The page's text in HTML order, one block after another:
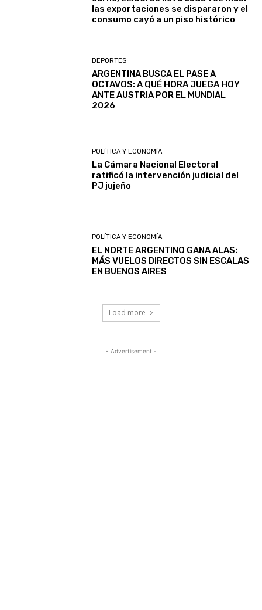
las exportaciones se dispararon y el
consumo cayó a un piso histórico
DEPORTES
ARGENTINA BUSCA EL PASE A
OCTAVOS: A QUÉ HORA JUEGA HOY
ANTE AUSTRIA POR EL MUNDIAL
2026
POLÍTICA Y ECONOMÍA
La Cámara Nacional Electoral
ratificó la intervención judicial del
PJ jujeño
POLÍTICA Y ECONOMÍA
EL NORTE ARGENTINO GANA ALAS:
MÁS VUELOS DIRECTOS SIN ESCALAS
EN BUENOS AIRES
Load more
- Advertisement -